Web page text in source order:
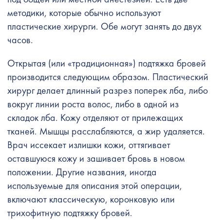
методики, которые обычно используют
пластические хирурги. Обе могут занять до двух
часов.
Открытая (или «традиционная») подтяжка бровей
производится следующим образом. Пластический
хирург делает длинный разрез поперек лба, либо
вокруг линии роста волос, либо в одной из
складок лба. Кожу отделяют от прилежащих
тканей. Мышцы расслабляются, а жир удаляется.
Врач иссекает излишки кожи, оттягивает
оставшуюся кожу и зашивает бровь в новом
положении. Другие названия, иногда
используемые для описания этой операции,
включают классическую, коронковую или
трихофитную подтяжку бровей.